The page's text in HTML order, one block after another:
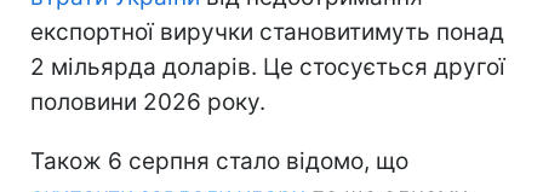
експортної виручки становитимуть понад
2 мільярда доларів. Це стосується другої
половини 2026 року.
Також 6 серпня стало відомо, що